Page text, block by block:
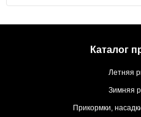
Каталог
Летняя
Зимняя
Прикормки,